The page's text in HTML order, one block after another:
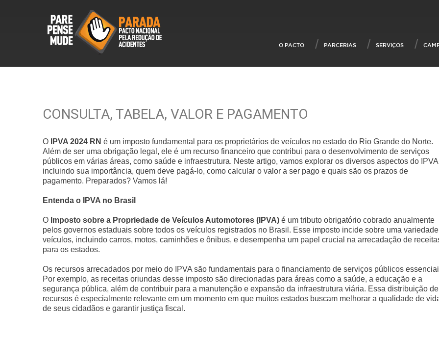
O PACTO PARCERIAS SERVIÇOS
CONSULTA, TABELA, VALOR E PAGAMENTO
O IPVA 2024 RN é um imposto fundamental para os proprietários de veículos no estado do Rio Grande do Norte.
Além de ser uma obrigação legal, ele é um recurso financeiro que contribui para o desenvolvimento de serviços
públicos em várias áreas, como saúde e infraestrutura. Neste artigo, vamos explorar os diversos aspectos do
incluindo sua importância, quem deve pagá-lo, como calcular o valor a ser pago e quais são os prazos de
pagamento. Preparados? Vamos lá!
Entenda o IPVA no Brasil
O Imposto sobre a Propriedade de Veículos Automotores (IPVA) é um tributo obrigatório cobrado anualmente
pelos governos estaduais sobre todos os veículos registrados no Brasil. Esse imposto incide sobre uma
veículos, incluindo carros, motos, caminhões e ônibus, e desempenha um papel crucial na arrecadação de
para os estados.
Os recursos arrecadados por meio do IPVA são fundamentais para o financiamento de serviços públicos
Por exemplo, as receitas oriundas desse imposto são direcionadas para áreas como a saúde, a educação e a
segurança pública, além de contribuir para a manutenção e expansão da infraestrutura viária. Essa distribuição de
recursos é especialmente relevante em um momento em que muitos estados buscam melhorar a qualidade de
de seus cidadãos e garantir justiça fiscal.